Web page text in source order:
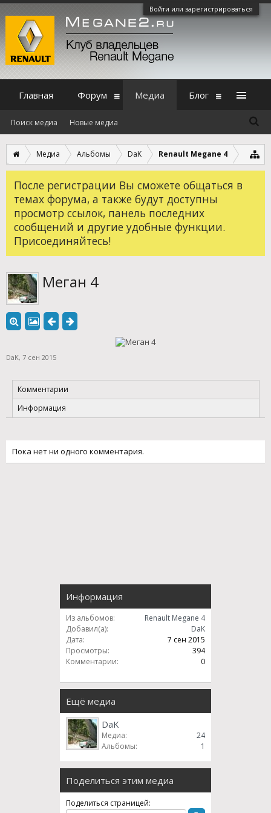
Войти или зарегистрироваться
Медиа Альбомы DaK Renault Megane 4
После регистрации Вы сможете общаться в
темах форума, а также будут доступны
просмотр ссылок, панель последних
сообщений и другие удобные функции.
Присоединяйтесь!
Меган 4
DaK, 7 сен 2015
Комментарии
Информация
Пока нет ни одного комментария.
Информация
Из альбомов:
Renault Megane 4
Добавил(а):
DaK
Дата:
7 сен 2015
Просмотры:
394
Комментарии:
0
Ещё медиа
DaK
Медиа:
24
Альбомы:
1
Поделиться этим медиа
Поделиться страницей:
Главная Форум Медиа
Поиск медиа Новые медиа
Блог